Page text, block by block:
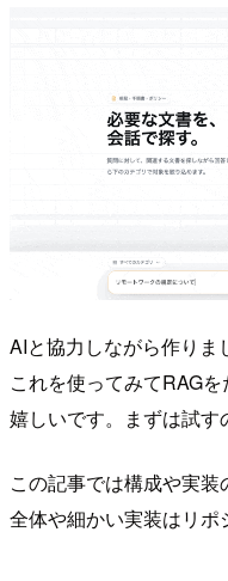
AIと協力しながら作りま
これを使ってみてRAG
嬉しいです。まずは試す
この記事では構成や実
全体や細かい実装はリポ